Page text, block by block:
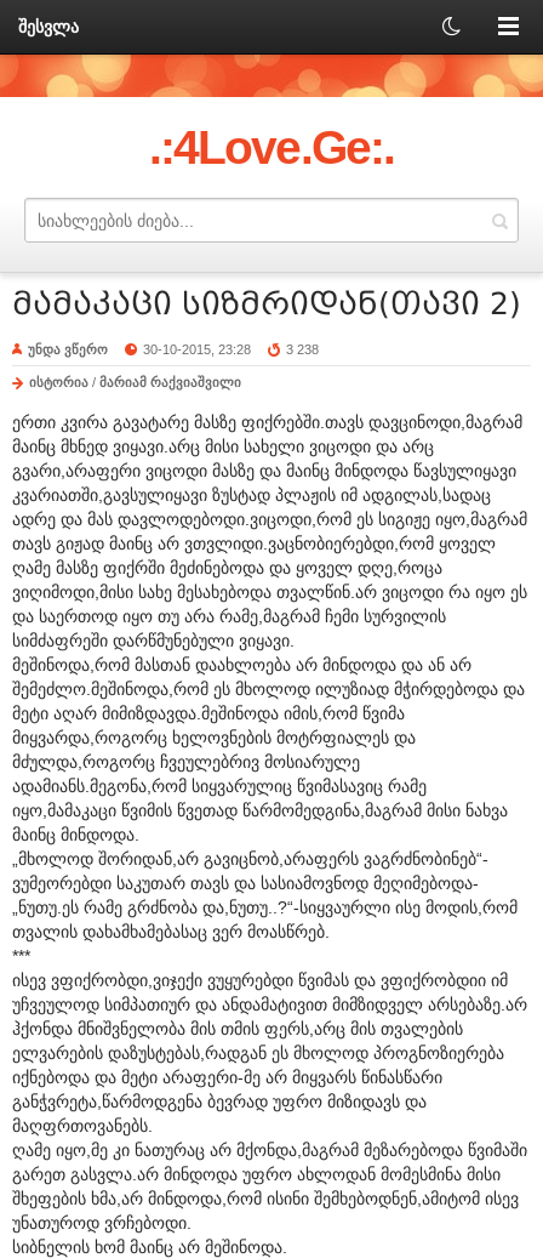
შესვლა
.:4Love.Ge:.
მამაკაცი სიზმრიდან(თავი 2)
უნდა ვწერო 30-10-2015, 23:28 3 238
ისტორია / მარიამ რაქვიაშვილი
ერთი კვირა გავატარე მასზე ფიქრებში.თავს დავცინოდი,მაგრამ
მაინც მხნედ ვიყავი.არც მისი სახელი ვიცოდი და არც
გვარი,არაფერი ვიცოდი მასზე და მაინც მინდოდა წავსულიყავი
კვარიათში,გავსულიყავი ზუსტად პლაჟის იმ ადგილას,სადაც
ადრე და მას დავლოდებოდი.ვიცოდი,რომ ეს სიგიჟე იყო,მაგრამ
თავს გიჟად მაინც არ ვთვლიდი.ვაცნობიერებდი,რომ ყოველ
ღამე მასზე ფიქრში მეძინებოდა და ყოველ დღე,როცა
ვიღიმოდი,მისი სახე მესახებოდა თვალწინ.არ ვიცოდი რა იყო ეს
და საერთოდ იყო თუ არა რამე,მაგრამ ჩემი სურვილის
სიმძაფრეში დარწმუნებული ვიყავი.
მეშინოდა,რომ მასთან დაახლოება არ მინდოდა და ან არ
შემეძლო.მეშინოდა,რომ ეს მხოლოდ ილუზიად მჭირდებოდა და
მეტი აღარ მიმიზდავდა.მეშინოდა იმის,რომ წვიმა
მიყვარდა,როგორც ხელოვნების მოტრფიალეს და
მძულდა,როგორც ჩვეულებრივ მოსიარულე
ადამიანს.მეგონა,რომ სიყვარულიც წვიმასავიც რამე
იყო,მამაკაცი წვიმის წვეთად წარმომედგინა,მაგრამ მისი ნახვა
მაინც მინდოდა.
„მხოლოდ შორიდან,არ გავიცნობ,არაფერს ვაგრძნობინებ“-
ვუმეორებდი საკუთარ თავს და სასიამოვნოდ მეღიმებოდა-
„ნუთუ.ეს რამე გრძნობა და,ნუთუ..?“-სიყვაურლი ისე მოდის,რომ
თვალის დახამხამებასაც ვერ მოასწრებ.
***
ისევ ვფიქრობდი,ვიჯექი ვუყურებდი წვიმას და ვფიქრობდიი იმ
უჩვეულოდ სიმპათიურ და ანდამატივით მიმზიდველ არსებაზე.არ
ჰქონდა მნიშვნელობა მის თმის ფერს,არც მის თვალების
ელვარების დაზუსტებას,რადგან ეს მხოლოდ პროგნოზიერება
იქნებოდა და მეტი არაფერი-მე არ მიყვარს წინასწარი
განჭვრეტა,წარმოდგენა ბევრად უფრო მიზიდავს და
მაღფრთოვანებს.
ღამე იყო,მე კი ნათურაც არ მქონდა,მაგრამ მეზარებოდა წვიმაში
გარეთ გასვლა.არ მინდოდა უფრო ახლოდან მომესმინა მისი
შხეფების ხმა,არ მინდოდა,რომ ისინი შემხებოდნენ,ამიტომ ისევ
უნათუროდ ვრჩებოდი.
სიბნელის ხომ მაინც არ მეშინოდა.